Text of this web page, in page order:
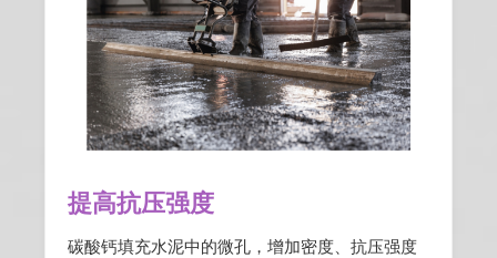
提高抗压强度
碳酸钙填充水泥中的微孔，增加密度、抗压强度